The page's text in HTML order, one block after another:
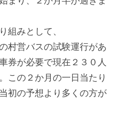
組みとして、
村営バスの試験運行があ
券が必要で現在２３０人
この２か月の一日当たり
初の予想より多くの方が